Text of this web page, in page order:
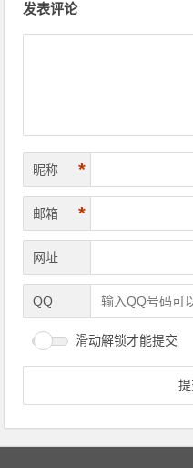
发表评论
昵称 *
邮箱 *
网址
QQ
滑动解锁才能提交